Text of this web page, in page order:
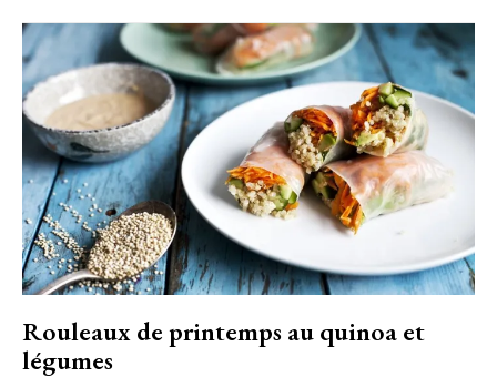
Rouleaux de printemps au quinoa et
légumes